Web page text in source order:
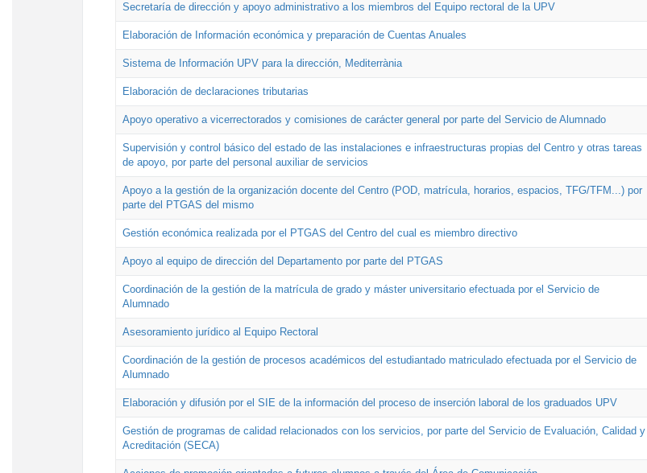
Secretaría de dirección y apoyo administrativo a los miembros del Equipo rectoral de la UPV
Elaboración de Información económica y preparación de Cuentas Anuales
Sistema de Información UPV para la dirección, Mediterrània
Elaboración de declaraciones tributarias
Apoyo operativo a vicerrectorados y comisiones de carácter general por parte del Servicio de Alumnado
Supervisión y control básico del estado de las instalaciones e infraestructuras propias del Centro y otras tareas
de apoyo, por parte del personal auxiliar de servicios
Apoyo a la gestión de la organización docente del Centro (POD, matrícula, horarios, espacios, TFG/TFM...) por
parte del PTGAS del mismo
Gestión económica realizada por el PTGAS del Centro del cual es miembro directivo
Apoyo al equipo de dirección del Departamento por parte del PTGAS
Coordinación de la gestión de la matrícula de grado y máster universitario efectuada por el Servicio de
Alumnado
Asesoramiento jurídico al Equipo Rectoral
Coordinación de la gestión de procesos académicos del estudiantado matriculado efectuada por el Servicio de
Alumnado
Elaboración y difusión por el SIE de la información del proceso de inserción laboral de los graduados UPV
Gestión de programas de calidad relacionados con los servicios, por parte del Servicio de Evaluación, Calidad y
Acreditación (SECA)